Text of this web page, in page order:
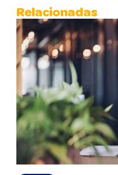
Relacionadas